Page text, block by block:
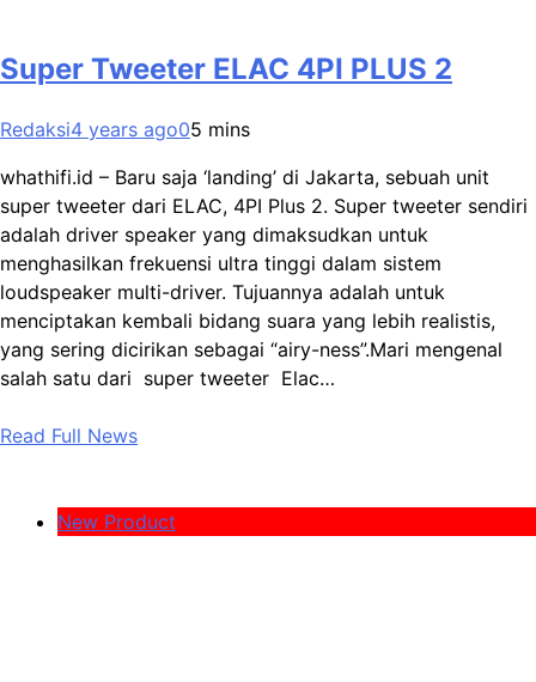
Super Tweeter ELAC 4PI PLUS 2
Redaksi4 years ago05 mins
whathifi.id – Baru saja ‘landing’ di Jakarta, sebuah unit
super tweeter dari ELAC, 4PI Plus 2. Super tweeter sendiri
adalah driver speaker yang dimaksudkan untuk
menghasilkan frekuensi ultra tinggi dalam sistem
loudspeaker multi-driver. Tujuannya adalah untuk
menciptakan kembali bidang suara yang lebih realistis,
yang sering dicirikan sebagai “airy-ness”.Mari mengenal
salah satu dari super tweeter Elac…
Read Full News
New Product